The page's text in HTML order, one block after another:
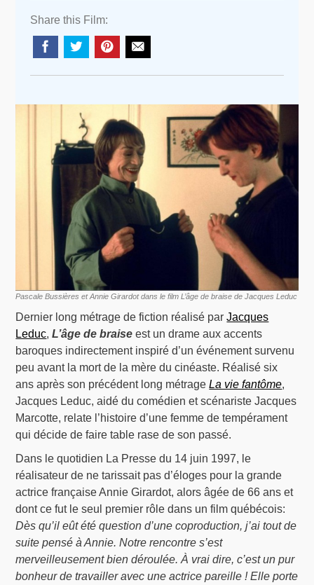
Share this Film:
Pascale Bussières et Annie Girardot dans le film L’âge de braise de Jacques Leduc
Dernier long métrage de fiction réalisé parJacques
Leduc,L’âge de braise est un drame aux accents
baroques indirectement inspiré d’un événement survenu
peu avant la mort de la mère du cinéaste. Réalisé six
ans après son précédent long métrageLa vie fantôme,
Jacques Leduc, aidé du comédien et scénariste Jacques
Marcotte, relate l’histoire d’une femme de tempérament
qui décide de faire table rase de son passé.
Dans le quotidien La Presse du 14 juin 1997, le
réalisateur de ne tarissait pas d’éloges pour la grande
actrice française Annie Girardot, alors âgée de 66 ans et
dont ce fut le seul premier rôle dans un film québécois:
Dès qu’il eût été question d’une coproduction, j’ai tout de
suite pensé à Annie. Notre rencontre s’est
merveilleusement bien déroulée. À vrai dire, c’est un pur
bonheur de travailler avec une actrice pareille ! Elle porte